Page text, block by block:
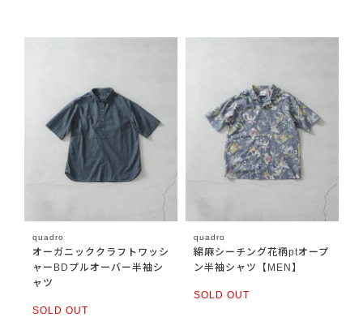
quadro
オーガニッククラフトワッシ
ャーBDプルオーバー半袖シ
ャツ
SOLD OUT
quadro
綿麻シーチング花柄ptオープ
ン半袖シャツ【MEN】
SOLD OUT